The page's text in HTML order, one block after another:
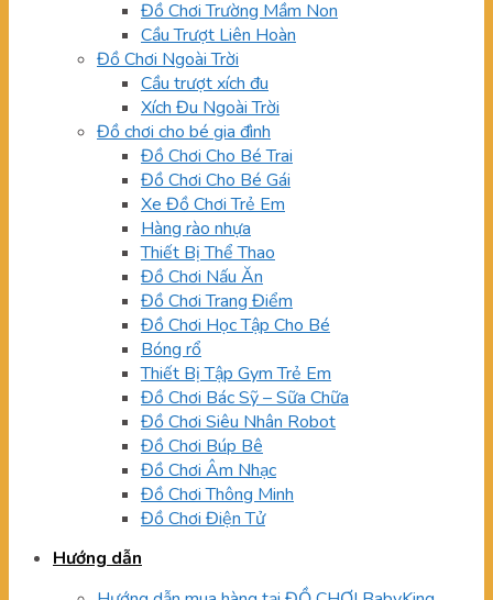
Đồ Chơi Trường Mầm Non
Cầu Trượt Liên Hoàn
Đồ Chơi Ngoài Trời
Cầu trượt xích đu
Xích Đu Ngoài Trời
Đồ chơi cho bé gia đình
Đồ Chơi Cho Bé Trai
Đồ Chơi Cho Bé Gái
Xe Đồ Chơi Trẻ Em
Hàng rào nhựa
Thiết Bị Thể Thao
Đồ Chơi Nấu Ăn
Đồ Chơi Trang Điểm
Đồ Chơi Học Tập Cho Bé
Bóng rổ
Thiết Bị Tập Gym Trẻ Em
Đồ Chơi Bác Sỹ – Sữa Chữa
Đồ Chơi Siêu Nhân Robot
Đồ Chơi Búp Bê
Đồ Chơi Âm Nhạc
Đồ Chơi Thông Minh
Đồ Chơi Điện Tử
Hướng dẫn